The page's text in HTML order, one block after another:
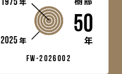
年
2025年
50
年
fw-2026002